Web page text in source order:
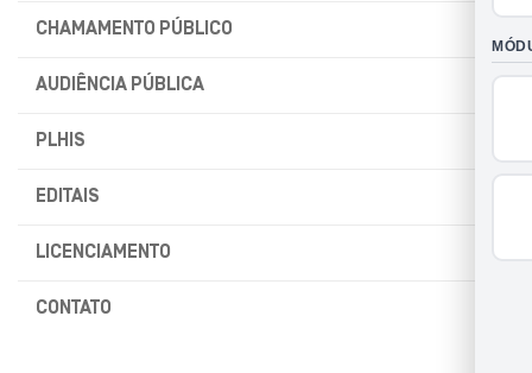
CHAMAMENTO PÚBLICO
AUDIÊNCIA PÚBLICA
PLHIS
EDITAIS
LICENCIAMENTO
CONTATO